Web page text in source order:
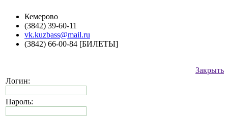
Кемерово
(3842) 39-60-11
vk.kuzbass@mail.ru
(3842) 66-00-84 [БИЛЕТЫ]
Закрыть
Логин:
Пароль: